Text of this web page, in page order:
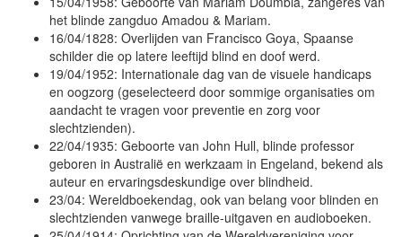
het blinde zangduo Amadou & Mariam.
16/04/1828: Overlijden van Francisco Goya, Spaanse
schilder die op latere leeftijd blind en doof werd.
19/04/1952: Internationale dag van de visuele handicaps
en oogzorg (geselecteerd door sommige organisaties om
aandacht te vragen voor preventie en zorg voor
slechtzienden).
22/04/1935: Geboorte van John Hull, blinde professor
geboren in Australië en werkzaam in Engeland, bekend als
auteur en ervaringsdeskundige over blindheid.
23/04: Wereldboekendag, ook van belang voor blinden en
slechtzienden vanwege braille-uitgaven en audioboeken.